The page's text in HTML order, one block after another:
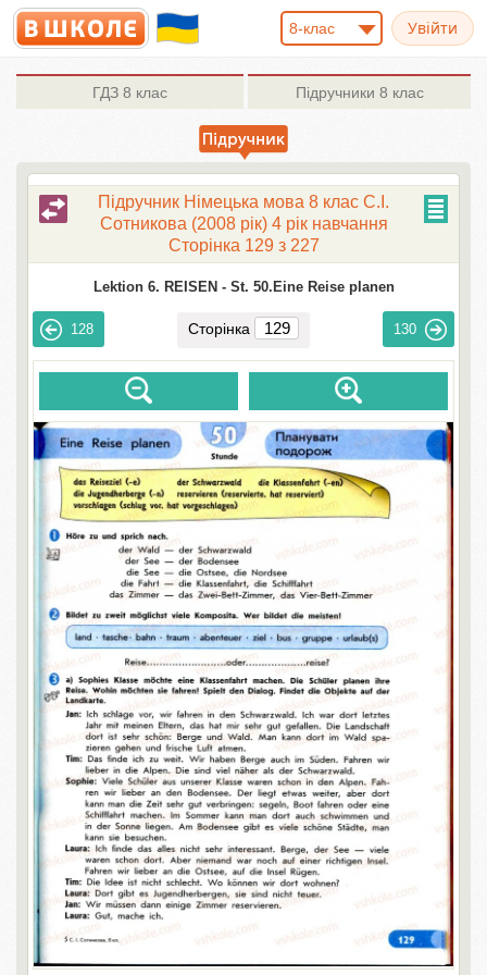
8-клас
ГДЗ 8 клас Підручники 8 клас
Підручник Німецька мова 8 клас С.І.
Сотникова (2008 рік) 4 рік навчання
Сторінка 129 з 227
Lektion 6. REISEN - St. 50.Eine Reise planen
128 Сторінка 130